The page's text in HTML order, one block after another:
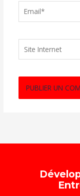
Email*
Internet